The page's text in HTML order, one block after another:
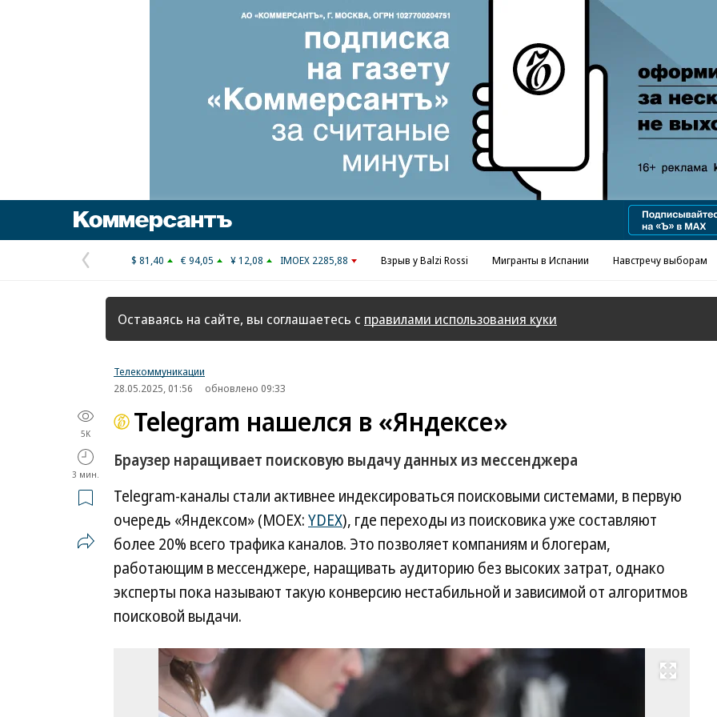
Реклама в «Ъ» www.kommersant.ru/ad
Предыдущая
страница
$ 81,40 € 94,05 ¥ 12,08 IMOEX 2285,88 Взрыв у Balzi Rossi Мигранты в Испании Навстречу выборам
Оставаясь на сайте, вы соглашаетесь с правилами использования куки
Телекоммуникации
28.05.2025, 01:56
обновлено 09:33
5K
3 мин.
Telegram нашелся в «Яндексе»
Браузер наращивает поисковую выдачу данных из мессенджера
Telegram-каналы стали активнее индексироваться поисковыми системами, в первую
очередь «Яндексом» (MOEX:YDEX), где переходы из поисковика уже составляют
более 20% всего трафика каналов. Это позволяет компаниям и блогерам,
работающим в мессенджере, наращивать аудиторию без высоких затрат, однако
эксперты пока называют такую конверсию нестабильной и зависимой от алгоритмов
поисковой выдачи.
Развернуть на весь экран